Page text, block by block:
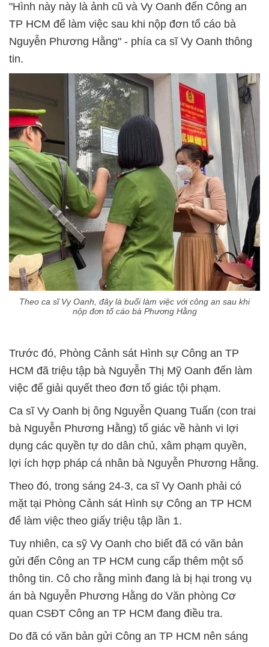
"Hình này này là ảnh cũ và Vy Oanh đến Công an
TP HCM để làm việc sau khi nộp đơn tố cáo bà
Nguyễn Phương Hằng" - phía ca sĩ Vy Oanh thông
tin.
Theo ca sĩ Vy Oanh, đây là buổi làm việc với công an sau khi
nộp đơn tố cáo bà Phương Hằng
Trước đó, Phòng Cảnh sát Hình sự Công an TP
HCM đã triệu tập bà Nguyễn Thị Mỹ Oanh đến làm
việc để giải quyết theo đơn tố giác tội phạm.
Ca sĩ Vy Oanh bị ông Nguyễn Quang Tuấn (con trai
bà Nguyễn Phương Hằng) tố giác về hành vi lợi
dụng các quyền tự do dân chủ, xâm phạm quyền,
lợi ích hợp pháp cá nhân bà Nguyễn Phương Hằng.
Theo đó, trong sáng 24-3, ca sĩ Vy Oanh phải có
mặt tại Phòng Cảnh sát Hình sự Công an TP HCM
để làm việc theo giấy triệu tập lần 1.
Tuy nhiên, ca sỹ Vy Oanh cho biết đã có văn bản
gửi đến Công an TP HCM cung cấp thêm một số
thông tin. Cô cho rằng mình đang là bị hại trong vụ
án bà Nguyễn Phương Hằng do Văn phòng Cơ
quan CSĐT Công an TP HCM đang điều tra.
Do đã có văn bản gửi Công an TP HCM nên sáng